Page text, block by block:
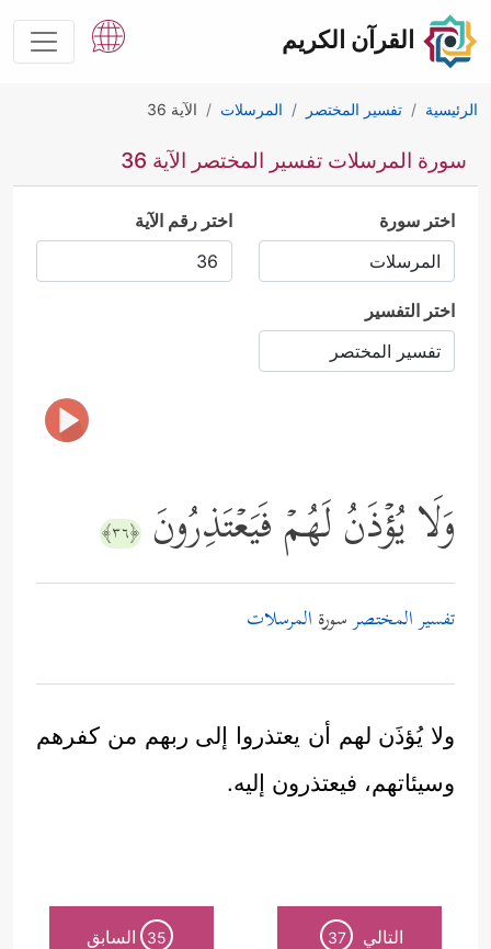
القرآن الكريم
الرئيسية تفسير المختصر المرسلات الآية 36
سورة المرسلات تفسير المختصر الآية 36
اختر سورة اختر رقم الآية
اختر التفسير
وَلَا یُؤۡذَنُ لَهُمۡ فَیَعۡتَذِرُونَ ﴿٣٦﴾
تفسير المختصرسورة المرسلات
ولا يُؤذَن لهم أن يعتذروا إلى ربهم من كفرهم
وسيئاتهم، فيعتذرون إليه.
التالي 37
35 السابق